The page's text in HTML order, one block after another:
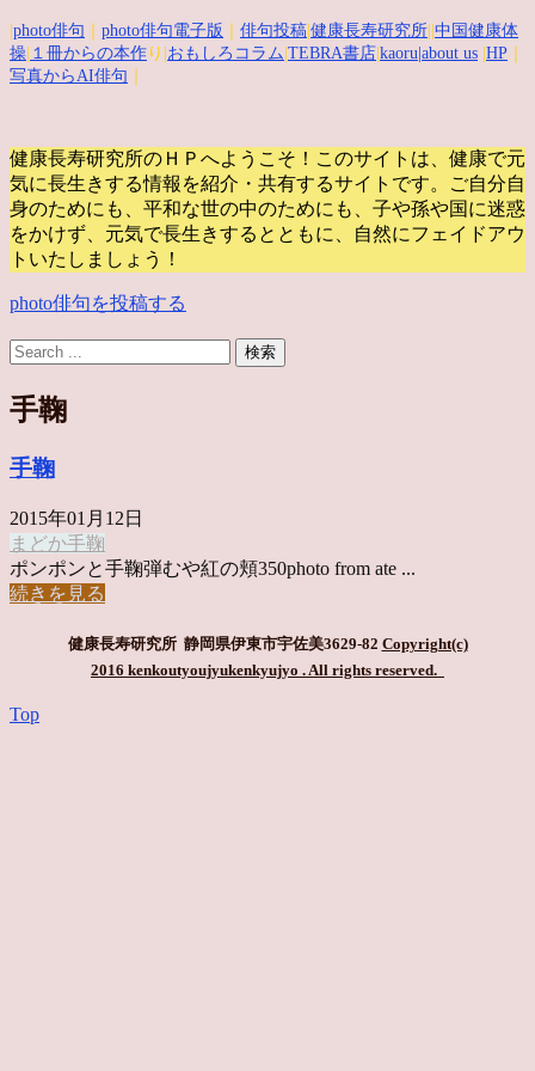
photo俳句 photo俳句電子版 俳句投稿 健康長寿研究所 中国健康体
操 １冊からの本作 り| おもしろコラム TEBRA書店 kaoru |about us HP
写真からAI俳句
健康長寿研究所のＨＰへようこそ！このサイトは、健康で元
気に長生きする情報を紹介・共有するサイトです。
ご自分自
身のためにも、平和な世の中のためにも、子や孫や国に迷惑
をかけず、元気で長生きするとともに、自然にフェイドアウ
トいたしましょう！
photo俳句を投稿する
手鞠
手鞠
2015年01月12日
まどか手鞠
ポンポンと手鞠弾むや紅の頬350photo from ate ...
続きを見る
健康長寿研究所 静岡県伊東市宇佐美3629-82 Copyright(c)
2016 kenkoutyoujyukenkyujyo . All rights reserved.
Top